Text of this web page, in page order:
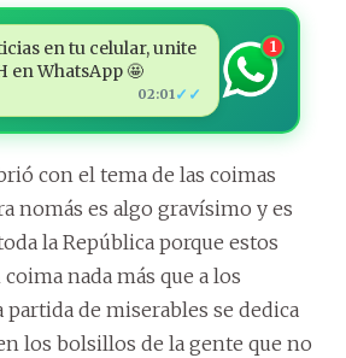
en tu celular, unite
en WhatsApp 🤩
02:01 ✓✓
1
con el tema de las coimas
nomás es algo gravísimo y es
la República porque estos
nada más que a los
partida de miserables se dedica
los bolsillos de la gente que no